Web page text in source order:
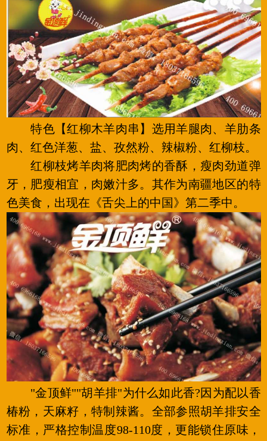
特色【红柳木羊肉串】选用羊腿肉、羊肋条
肉、红色洋葱、盐、孜然粉、辣椒粉、红柳枝。
红柳枝烤羊肉将肥肉烤的香酥，瘦肉劲道弹
牙，肥瘦相宜，肉嫩汁多。其作为南疆地区的特
色美食，出现在《舌尖上的中国》第二季中。
"金顶鲜""胡羊排"为什么如此香?因为配以香
椿粉，天麻籽，特制辣酱。全部参照胡羊排安全
标准，严格控制温度98-110度，更能锁住原味，